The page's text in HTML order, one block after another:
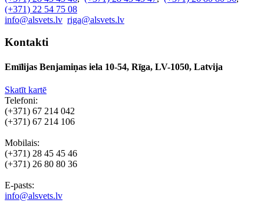
(+371) 22 54 75 08
info@alsvets.lv riga@alsvets.lv
Kontakti
Emīlijas Benjamiņas iela 10-54, Rīga, LV-1050, Latvija
Skatīt kartē
Telefoni:
(+371) 67 214 042
(+371) 67 214 106
Mobilais:
(+371) 28 45 45 46
(+371) 26 80 80 36
E-pasts:
info@alsvets.lv